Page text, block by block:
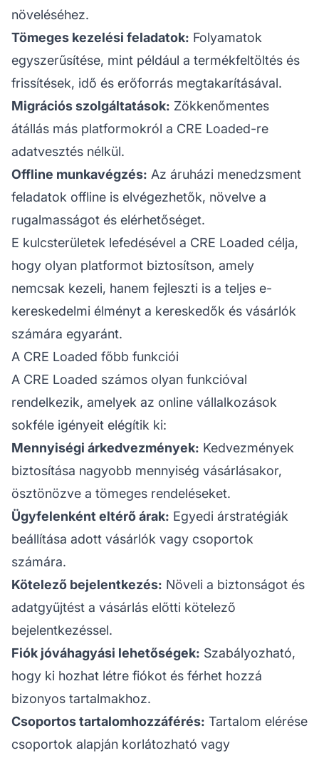
növeléséhez.
Tömeges kezelési feladatok: Folyamatok
egyszerűsítése, mint például a termékfeltöltés és
frissítések, idő és erőforrás megtakarításával.
Migrációs szolgáltatások: Zökkenőmentes
átállás más platformokról a CRE Loaded-re
adatvesztés nélkül.
Offline munkavégzés: Az áruházi menedzsment
feladatok offline is elvégezhetők, növelve a
rugalmasságot és elérhetőséget.
E kulcsterületek lefedésével a CRE Loaded célja,
hogy olyan platformot biztosítson, amely
nemcsak kezeli, hanem fejleszti is a teljes e-
kereskedelmi élményt a kereskedők és vásárlók
számára egyaránt.
A CRE Loaded főbb funkciói
A CRE Loaded számos olyan funkcióval
rendelkezik, amelyek az online vállalkozások
sokféle igényeit elégítik ki:
Mennyiségi árkedvezmények: Kedvezmények
biztosítása nagyobb mennyiség vásárlásakor,
ösztönözve a tömeges rendeléseket.
Ügyfelenként eltérő árak: Egyedi árstratégiák
beállítása adott vásárlók vagy csoportok
számára.
Kötelező bejelentkezés: Növeli a biztonságot és
adatgyűjtést a vásárlás előtti kötelező
bejelentkezéssel.
Fiók jóváhagyási lehetőségek: Szabályozható,
hogy ki hozhat létre fiókot és férhet hozzá
bizonyos tartalmakhoz.
Csoportos tartalomhozzáférés: Tartalom elérése
csoportok alapján korlátozható vagy